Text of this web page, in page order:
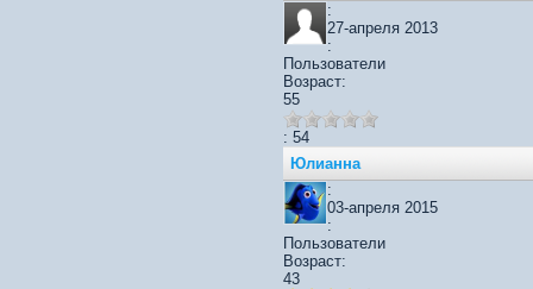
:
27-апреля 2013
:
Пользователи
Возраст:
55
: 54
Юлианна
:
03-апреля 2015
:
Пользователи
Возраст:
43